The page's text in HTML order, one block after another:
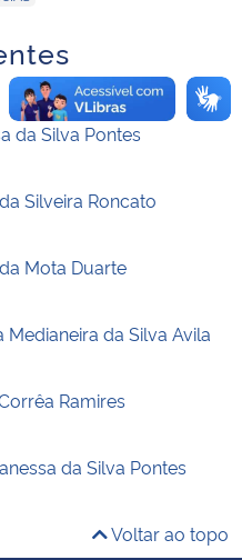
da Silva Pontes
Silveira Roncato
Mota Duarte
da Silva Avila
Ramires
da Silva Pontes
Voltar ao topo